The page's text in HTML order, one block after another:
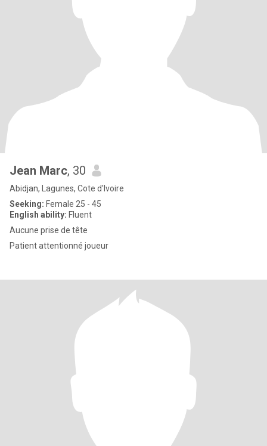
Jean Marc, 30
Abidjan, Lagunes, Cote d'Ivoire
Seeking: Female 25 - 45
English ability: Fluent
Aucune prise de tête
Patient attentionné joueur